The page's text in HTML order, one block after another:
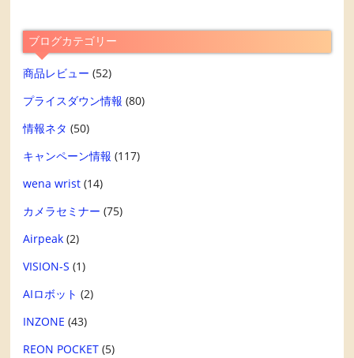
ブログカテゴリー
商品レビュー (52)
プライスダウン情報 (80)
情報ネタ (50)
キャンペーン情報 (117)
wena wrist (14)
カメラセミナー (75)
Airpeak (2)
VISION-S (1)
AIロボット (2)
INZONE (43)
REON POCKET (5)